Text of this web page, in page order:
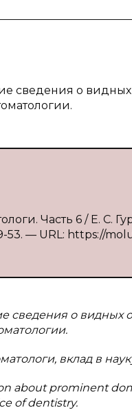
сведения о
Часть 6 / Е. С.
— URL: https://
сведения о видных
вклад в
about prominent
of dentistry.